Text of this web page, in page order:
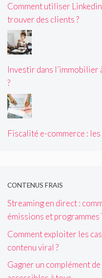
Comment utiliser
trouver des clients ?
Investir dans l’immobilier
?
Fiscalité e-commerce :
CONTENUS FRAIS
Streaming en direct :
émissions et programmes
Comment exploiter les
contenu viral ?
Gagner un complément